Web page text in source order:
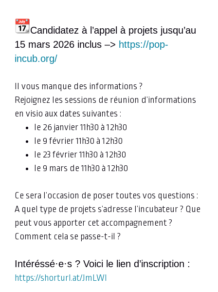
Candidatez à l’appel à projets jusqu’au
15 mars 2026 inclus –> https://pop-
incub.org/
Il vous manque des informations ?
Rejoignez les sessions de réunion d’informations
en visio aux dates suivantes :
le 26 janvier 11h30 à 12h30
le 9 février 11h30 à 12h30
le 23 février 11h30 à 12h30
le 9 mars de 11h30 à 12h30
Ce sera l’occasion de poser toutes vos questions :
A quel type de projets s’adresse l’incubateur ? Que
peut vous apporter cet accompagnement ?
Comment cela se passe-t-il ?
Intéréssé·e·s ? Voici le lien d’inscription :
https://shorturl.at/JmLWl